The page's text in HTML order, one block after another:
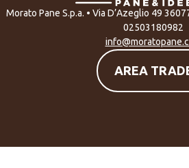
Morato Pane S.p.a. • Via D’Azeglio 49
02503180982
AREA